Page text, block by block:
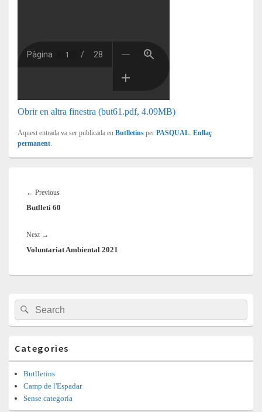
Obrir en altra finestra (but61.pdf, 4.09MB)
Aquest entrada va ser publicada en Butlletins per PASQUAL Enllaç
permanent
d'entrades
← Previous
post:
Butlletí 60
Next →
post:
Voluntariat Ambiental 2021
Barra
lateral
principal
Search
for:
Search
Categories
Butlletins
Camp de l'Espadar
Sense categoría